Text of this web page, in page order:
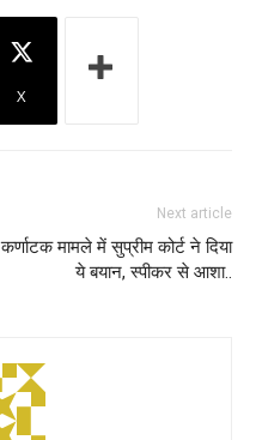
X
Next article
कर्णाटक मामले में सुप्रीम कोर्ट ने दिया
ये बयान, स्पीकर से आशा..